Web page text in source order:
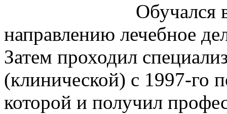
Обучался
направлению лечебное
Затем проходил
(клинической) с 1997-го
которой и получил